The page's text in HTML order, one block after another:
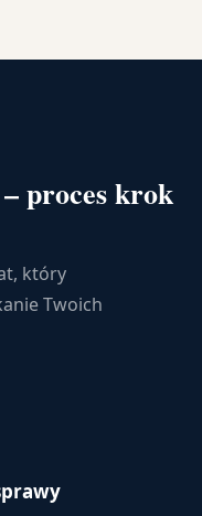
proces krok
który
Twoich